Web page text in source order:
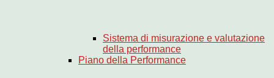
Sistema di misurazione e valutazione
della performance
Piano della Performance